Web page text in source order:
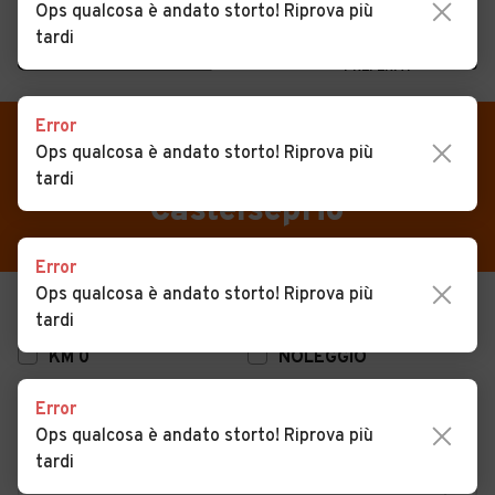
PREFERITI MENU
CERCA
Auto
Auto usate
Auto Km 0
Auto Nuove
Noleggio a lungo termine
Auto d'epoca
Moto
Camper
VENDI
MAGAZINE
ACCEDI
Auto usate in vendita
Castelseprio
USATO
KM 0
NOLEGGIO
Ops qualcosa è andato storto! Riprova più
tardi
Error
Ops qualcosa è andato storto! Riprova più
tardi
Error
Ops qualcosa è andato storto! Riprova più
tardi
Error
Ops qualcosa è andato storto! Riprova più
tardi